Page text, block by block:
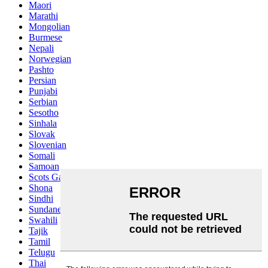
Maori
Marathi
Mongolian
Burmese
Nepali
Norwegian
Pashto
Persian
Punjabi
Serbian
Sesotho
Sinhala
Slovak
Slovenian
Somali
Samoan
Scots Gaelic
Shona
Sindhi
Sundanese
Swahili
Tajik
Tamil
Telugu
Thai